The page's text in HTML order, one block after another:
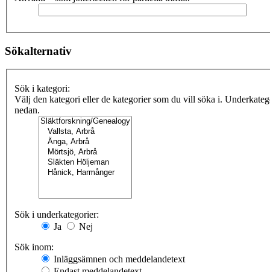
Sökalternativ
Sök i kategori:
Välj den kategori eller de kategorier som du vill söka i.
nedan.
Sök i underkategorier:
Ja
Nej
Sök inom:
Inläggsämnen och meddelandetext